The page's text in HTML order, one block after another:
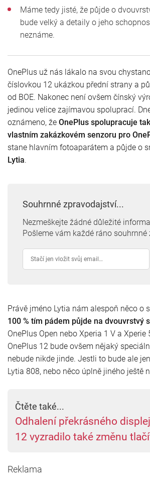
Máme tedy jisté, že půjde o
bude velký a detaily o jeho
neznáme.
OnePlus už nás lákalo na svou
číslovkou 12 ukázkou přední strany a
od BOE. Nakonec není ovšem čínský
jedinou velice zajímavou spoluprací.
oznámeno, že OnePlus spolupracuje
vlastním zakázkovém senzoru pro
stane hlavním fotoaparátem a půjde o
Lytia.
Souhrnné zpravodajství...
Nezmeškejte žádné důležité
Pošleme vám každé ráno souhrnné
Právě jméno Lytia nám alespoň něco o
100 % tím pádem půjde na dvouvrstvý
OnePlus Open nebo Xperia 1 V a Xperie
OnePlus 12 bude ovšem nějaký
nebude nikde jinde. Jestli to bude ale
Lytia 808, nebo něco úplně jiného ještě
Čtěte také...
Odhalení překrásného
12 vyzradilo také změnu
Reklama